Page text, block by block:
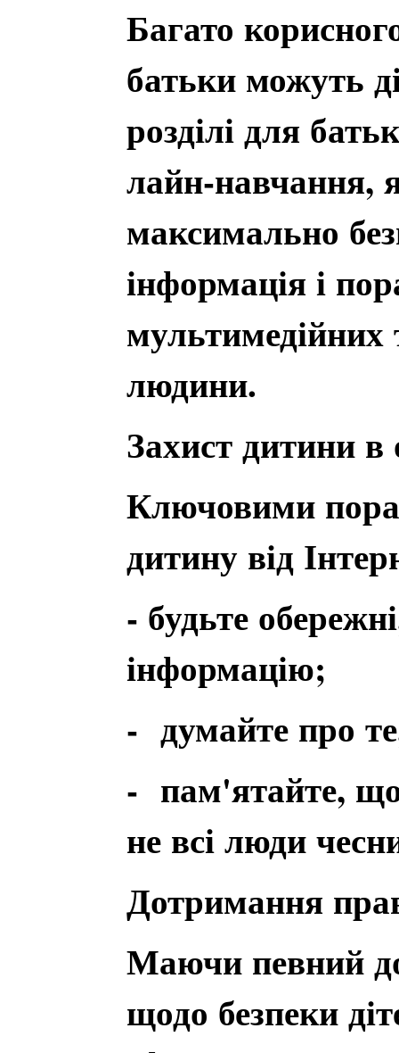
Багато
батьки можуть
розділі для
лайн-навчання,
максимально
інформація і
мультимедійних
людини.
Захист дитини в
Ключовими
дитину від
- будьте
інформацію;
- думайте про
- пам'ятайте, що
не всі люди
Дотримання
Маючи певний
щодо безпеки